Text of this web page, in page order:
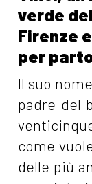
verde
Firenze
per
Il suo
padre del
come
delle più